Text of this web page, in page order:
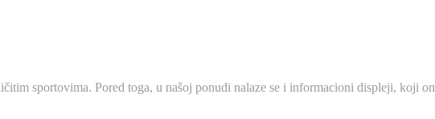
sportovima. Pored toga, u našoj ponudi nalaze se i informacioni displeji, koji